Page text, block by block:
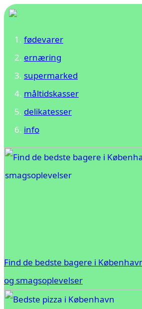
fødevarer
ernæring
supermarked
måltidskasser
delikatesser
info
Find de bedste bagere i
og smagsoplevelser